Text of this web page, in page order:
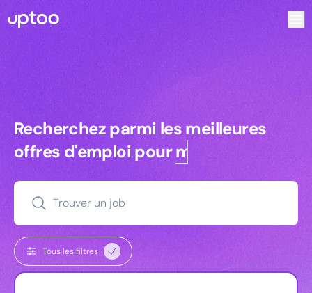
Recherchez parmi les meilleures
Recherchez parmi les meilleures
offres d'emploi pourmanagers
Trouver un job
Tous les filtres